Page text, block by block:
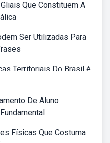
Que Constituem A
Ser Utilizadas Para
Territoriais Do Brasil é
De Aluno
Físicas Que Costuma